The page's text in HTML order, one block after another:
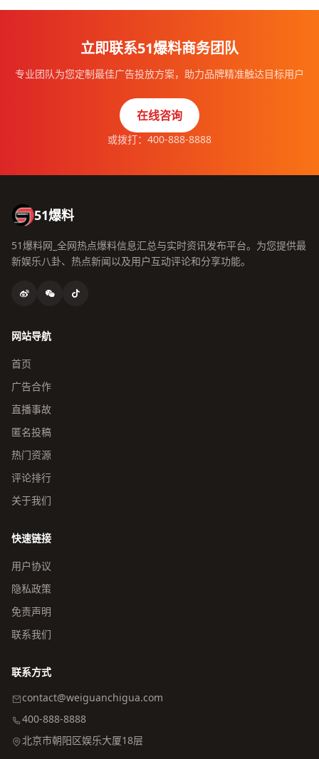
立即联系51爆料商务团队
专业团队为您定制最佳广告投放方案，助力品牌精准触达目标用户
在线咨询
或拨打：400-888-8888
51爆料
51爆料网_全网热点爆料信息汇总与实时资讯发布平台。为您提供最
新娱乐八卦、热点新闻以及用户互动评论和分享功能。
网站导航
首页
广告合作
直播事故
匿名投稿
热门资源
评论排行
关于我们
快速链接
用户协议
隐私政策
免责声明
联系我们
联系方式
contact@weiguanchigua.com
400-888-8888
北京市朝阳区娱乐大厦18层